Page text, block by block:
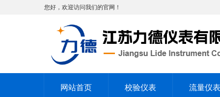
您好，欢迎访问我们的官网！
网站首页 校验仪表 流量仪表